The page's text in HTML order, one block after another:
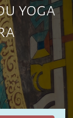
yoga